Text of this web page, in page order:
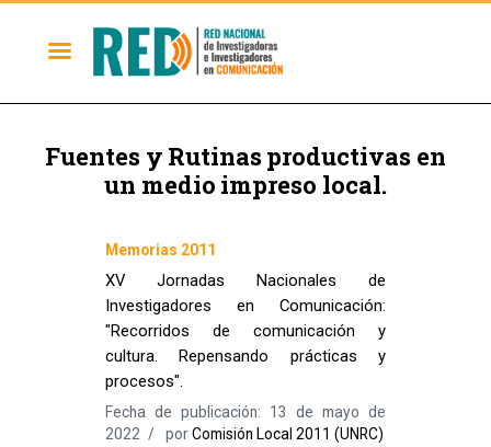
Fuentes y Rutinas productivas en
un medio impreso local.
Memorias 2011
XV Jornadas Nacionales de
Investigadores en Comunicación:
"Recorridos de comunicación y
cultura. Repensando prácticas y
procesos".
Fecha de publicación: 13 de mayo de
2022
porComisión Local 2011 (UNRC)